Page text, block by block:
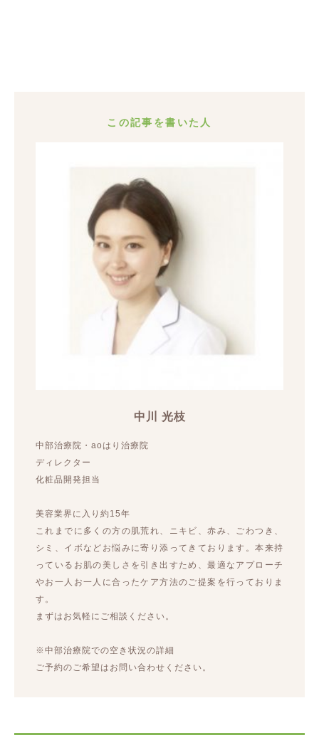
この記事を書いた人
中川 光枝
中部治療院・aoはり治療院
ディレクター
化粧品開発担当
美容業界に入り約15年
これまでに多くの方の肌荒れ、ニキビ、赤み、ごわつき、
シミ、イボなどお悩みに寄り添ってきております。本来持
っているお肌の美しさを引き出すため、最適なアプローチ
やお一人お一人に合ったケア方法のご提案を行っておりま
す。
まずはお気軽にご相談ください。
※中部治療院での空き状況の詳細
ご予約のご希望はお問い合わせください。